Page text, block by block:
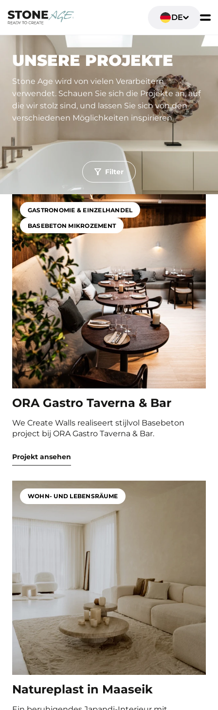
DE
UNSERE PROJEKTE
Stone Age wird von vielen Verarbeitern
verwendet. Schauen Sie sich die Projekte an, auf
die wir stolz sind, und lassen Sie sich von den
verschiedenen Möglichkeiten inspirieren.
Filter
Wohn- und Lebensräume
Sanitär- und Badezimmer
Gastronomie & Einzelhandel
Büro- und Arbeitsräume
Fitness- und Sportbereiche
Product Basebeton Mikrozement
Albrolino
Natureplast
Concrada Microcement 2K
Oxidestuc
Sichtbeton
Beton Ciré
Carrodrain
GASTRONOMIE & EINZELHANDEL
BASEBETON MIKROZEMENT
ORA Gastro Taverna & Bar
We Create Walls realiseert stijlvol Basebeton
project bij ORA Gastro Taverna & Bar.
Projekt ansehen
WOHN- UND LEBENSRÄUME
Natureplast in Maaseik